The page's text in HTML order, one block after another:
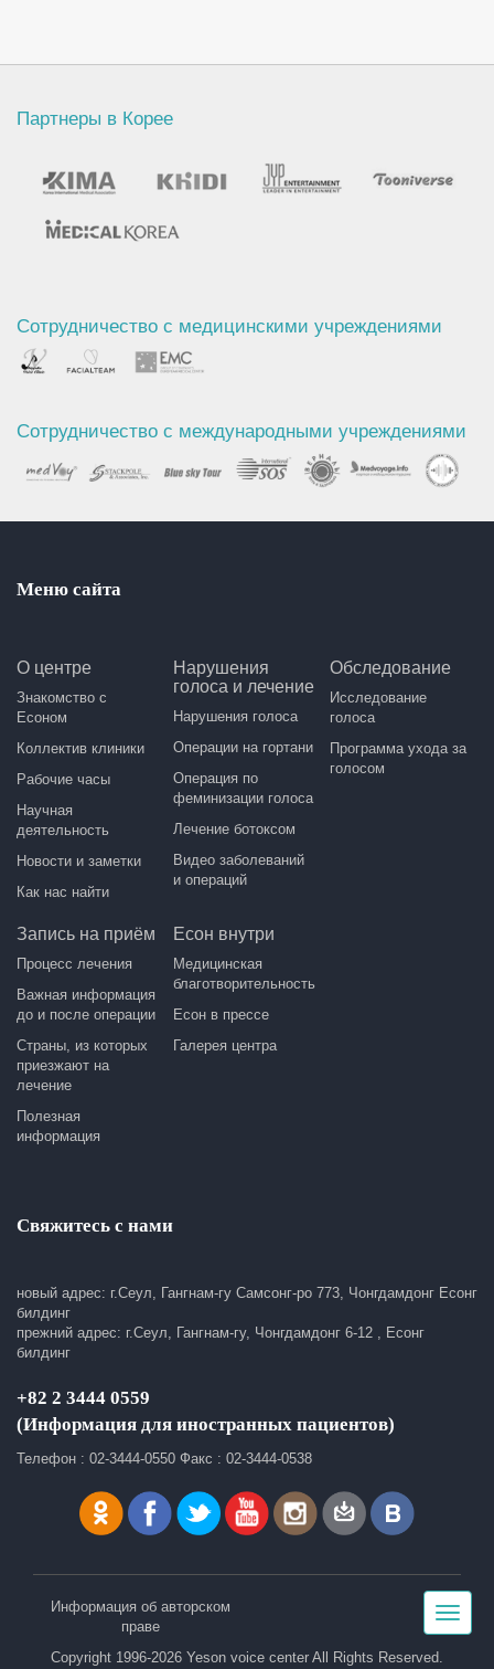
Партнеры в Корее
Сотрудничество с медицинскими учреждениями
Сотрудничество с международными учреждениями
Меню сайта
О центре
Знакомство с
Есоном
Коллектив клиники
Рабочие часы
Научная
деятельность
Новости и заметки
Как нас найти
Нарушения
голоса и лечение
Нарушения голоса
Операции на гортани
Операция по
феминизации голоса
Лечение ботоксом
Видео заболеваний
и операций
Обследование
Исследование
голоса
Программа ухода за
голосом
Запись на приём
Процесс лечения
Важная информация
до и после операции
Страны, из которых
приезжают на
лечение
Полезная
информация
Есон внутри
Медицинская
благотворительность
Есон в прессе
Галерея центра
Свяжитесь с нами
новый адрес: г.Сеул, Гангнам-гу Самсонг-ро 773, Чонгдамдонг Есонг
билдинг
прежний адрес: г.Сеул, Гангнам-гу, Чонгдамдонг 6-12 , Есонг
билдинг
+82 2 3444 0559
(Информация для иностранных пациентов)
Телефон : 02-3444-0550 Факс : 02-3444-0538
Информация об авторском
праве
Copyright 1996-2026 Yeson voice center All Rights Reserved.
Toggle